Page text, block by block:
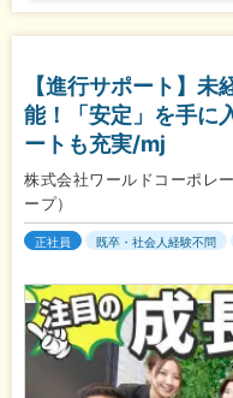
【進行サポート】
能！「安定」を手に
ートも充実/mj
株式会社ワールドコーポレ
ープ）
正社員 既卒・社会人経験不問